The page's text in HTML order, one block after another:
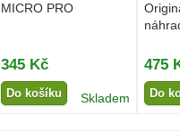
MICRO PRO
345 Kč
Do košíku Skladem
475
Do